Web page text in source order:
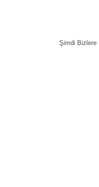
Şimdi Bizlere